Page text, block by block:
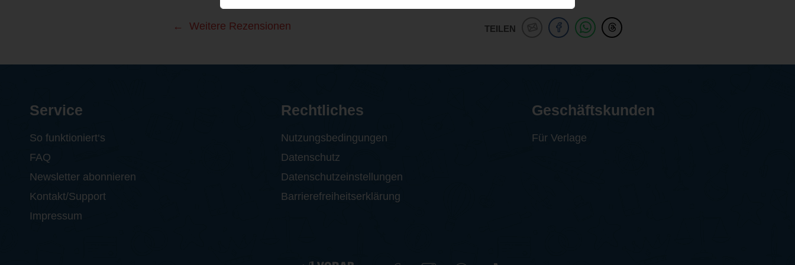
TEILEN
Weitere Rezensionen
Service
So funktioniert‘s
FAQ
Newsletter abonnieren
Kontakt/Support
Impressum
Rechtliches
Nutzungsbedingungen
Datenschutz
Datenschutzeinstellungen
Barrierefreiheitserklärung
Geschäftskunden
Für Verlage